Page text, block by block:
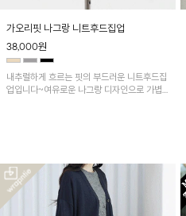
가오리핏 나그랑 니트후드집업
38,000원
내추럴하게 흐르는 핏의 부드러운 니트후드집
업입니다~여유로운 나그랑 디자인으로 가볍